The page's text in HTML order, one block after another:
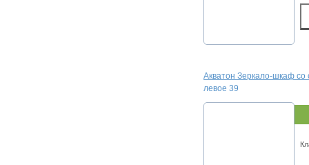
Акватон Зеркало-шкаф
левое 39